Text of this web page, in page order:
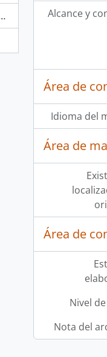
Alcance y
Área de
Idioma del
Área de
Área de
Nivel
Nota del